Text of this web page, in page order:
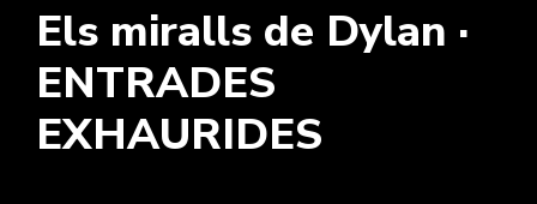
Els miralls de Dylan ·
ENTRADES
EXHAURIDES